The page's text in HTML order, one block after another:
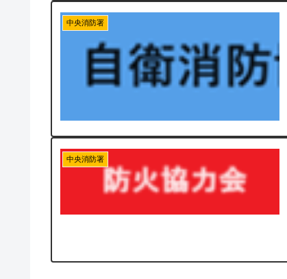
中央消防署
中央消防署